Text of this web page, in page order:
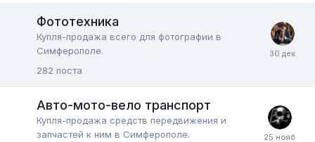
Фототехника
Купля-продажа всего для фотографии в
Симферополе.
282 поста
Авто-мото-вело транспорт
Купля-продажа средств передвижения и
запчастей к ним в Симферополе.